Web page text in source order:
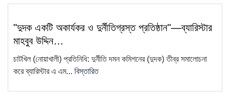
7
অপপ্রচারের প্রতিবাদে চাটখিলে
8
ফেসবুকে ফেইক আইডি দিয়ে আনিছ
"দুদক একটি অকার্যকর ও দুর্নীতিগ্রস্ত প্রতিষ্ঠান"—ব্যারিস্টার
মাহবুব উদ্দিন…
চাটখিল (নোয়াখালী) প্রতিনিধি: দুর্নীতি দমন কমিশনের (দুদক) তীব্র সমালোচনা
করে ব্যারিস্টার এ এম... বিস্তারিত